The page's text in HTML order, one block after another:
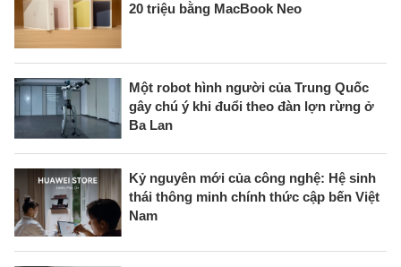
20 triệu bằng MacBook Neo
Một robot hình người của Trung Quốc
gây chú ý khi đuổi theo đàn lợn rừng ở
Ba Lan
Kỷ nguyên mới của công nghệ: Hệ sinh
thái thông minh chính thức cập bến Việt
Nam